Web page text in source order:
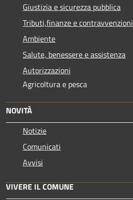
Giustizia e sicurezza pubblica
Tributi,finanze e contravvenzioni
Ambiente
Salute, benessere e assistenza
Autorizzazioni
Agricoltura e pesca
NOVITÀ
Notizie
Comunicati
Avvisi
VIVERE IL COMUNE